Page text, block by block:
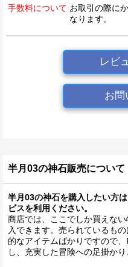
手数料について お取引の際に
なります。
レビ
お問
半月03の神石販売について
半月03の神石を購入したい方
ビスを利用ください。
商店では、ここでしか買えな
入できます。売られているも
的なアイテムばかりですので
し、充実した冒険への足掛かり